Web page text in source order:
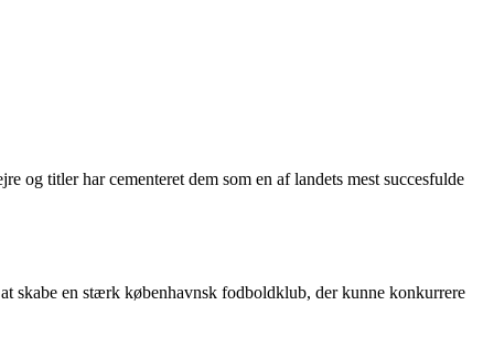
og titler har cementeret dem som en af landets mest succesfulde
skabe en stærk københavnsk fodboldklub, der kunne konkurrere